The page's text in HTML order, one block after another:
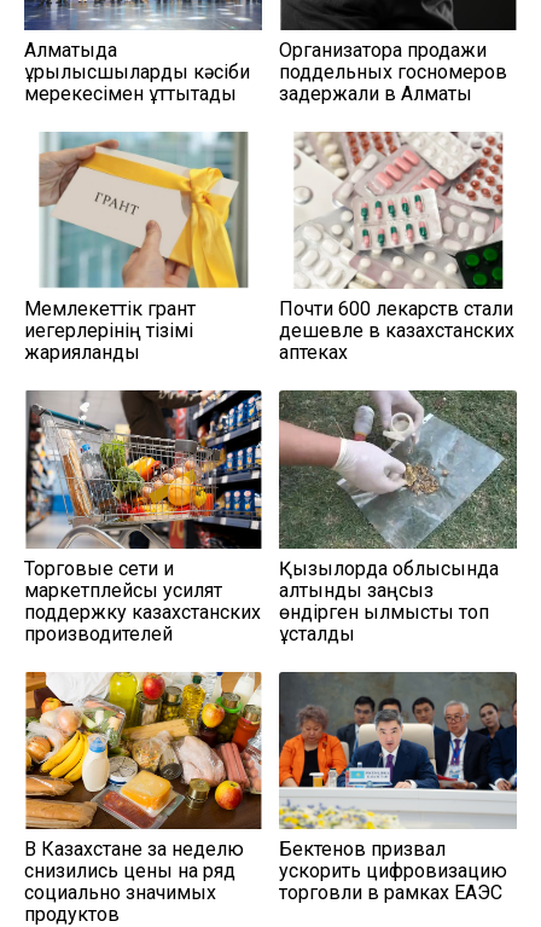
Алматыда
құрылысшыларды кәсіби
мерекесімен құттықтады
Организатора продажи
поддельных госномеров
задержали в Алматы
Мемлекеттік грант
иегерлерінің тізімі
жарияланды
Почти 600 лекарств стали
дешевле в казахстанских
аптеках
Торговые сети и
маркетплейсы усилят
поддержку казахстанских
производителей
Қызылорда облысында
алтынды заңсыз
өндірген қылмыстық топ
ұсталды
В Казахстане за неделю
снизились цены на ряд
социально значимых
продуктов
Бектенов призвал
ускорить цифровизацию
торговли в рамках ЕАЭС